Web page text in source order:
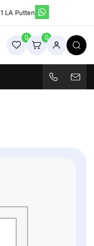
LA Putten
& Industriële
0 0